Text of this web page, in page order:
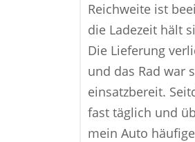
Reichweite ist
die Ladezeit hält
Die Lieferung
und das Rad war
einsatzbereit.
fast täglich und
mein Auto